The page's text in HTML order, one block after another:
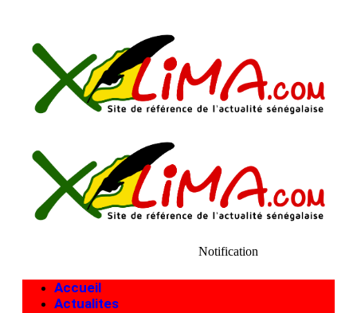
Notification
Accueil
Actualites